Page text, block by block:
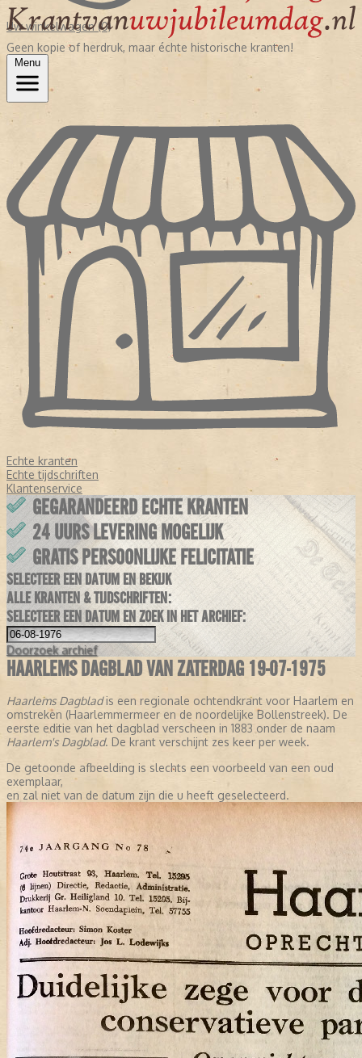
Uw winkelwagen (0)
Geen kopie of herdruk, maar échte historische kranten!
Menu
Echte kranten
Echte tijdschriften
Klantenservice
GEGARANDEERD ECHTE KRANTEN
24 UURS LEVERING MOGELIJK
GRATIS PERSOONLIJKE FELICITATIE
SELECTEER EEN DATUM EN BEKIJK
ALLE KRANTEN & TIJDSCHRIFTEN:
SELECTEER EEN DATUM EN ZOEK IN HET ARCHIEF:
Doorzoek archief
HAARLEMS DAGBLAD VAN ZATERDAG 19-07-1975
Haarlems Dagbladis een regionale ochtendkrant voor Haarlem en
omstreken (Haarlemmermeer en de noordelijke Bollenstreek). De
eerste editie van het dagblad verscheen in 1883 onder de naam
Haarlem's Dagblad. De krant verschijnt zes keer per week.
De getoonde afbeelding is slechts een voorbeeld van een oud
exemplaar,
en zal niet van de datum zijn die u heeft geselecteerd.